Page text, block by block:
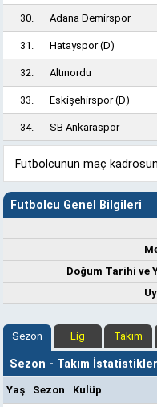
30. Adana Demirspor
31. Hatayspor(D)
32. Altınordu
33. Eskişehirspor(D)
34. SB Ankaraspor
Futbolcunun maç
Futbolcu Genel Bilgileri
Doğum Tarihi ve
Sezon Lig Takım
Sezon - Takım
Yaş Sezon Kulüp